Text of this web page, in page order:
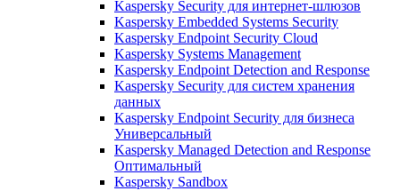
Kaspersky Security для интернет-шлюзов
Kaspersky Embedded Systems Security
Kaspersky Endpoint Security Cloud
Kaspersky Systems Management
Kaspersky Endpoint Detection and Response
Kaspersky Security для систем хранения
данных
Kaspersky Endpoint Security для бизнеса
Универсальный
Kaspersky Managed Detection and Response
Оптимальный
Kaspersky Sandbox